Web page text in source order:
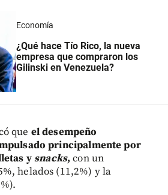
Economía
¿Qué hace Tío Rico, la nueva
empresa que compraron los
Gilinski en Venezuela?
que el desempeño
principalmente por
ysnacks, con un
helados (11,2%) y la